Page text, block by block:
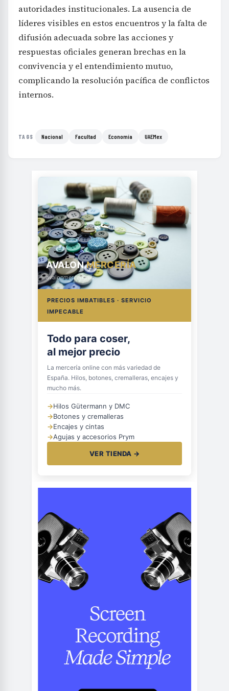
autoridades institucionales. La ausencia de
líderes visibles en estos encuentros y la falta de
difusión adecuada sobre las acciones y
respuestas oficiales generan brechas en la
convivencia y el entendimiento mutuo,
complicando la resolución pacífica de conflictos
internos.
TAGS Nacional Facultad Economía UAEMex
AVALONMERCERÍA
avalonmerceria.es
PRECIOS IMBATIBLES · SERVICIO
IMPECABLE
Todo para coser,
al mejor precio
La mercería online con más variedad de
España. Hilos, botones, cremalleras, encajes y
mucho más.
→Hilos Gütermann y DMC
→Botones y cremalleras
→Encajes y cintas
→Agujas y accesorios Prym
VER TIENDA →